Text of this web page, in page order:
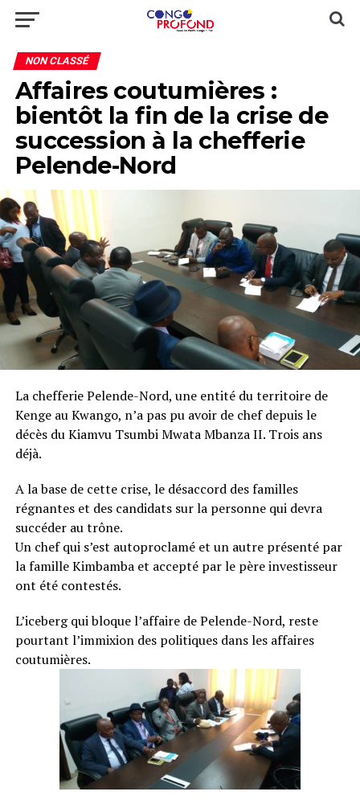
NON CLASSÉ
Affaires coutumières :
bientôt la fin de la crise de
succession à la chefferie
Pelende-Nord
La chefferie Pelende-Nord, une entité du territoire de
Kenge au Kwango, n’a pas pu avoir de chef depuis le
décès du Kiamvu Tsumbi Mwata Mbanza II. Trois ans
déjà.
A la base de cette crise, le désaccord des familles
régnantes et des candidats sur la personne qui devra
succéder au trône.
Un chef qui s’est autoproclamé et un autre présenté par
la famille Kimbamba et accepté par le père investisseur
ont été contestés.
L’iceberg qui bloque l’affaire de Pelende-Nord, reste
pourtant l’immixion des politiques dans les affaires
coutumières.